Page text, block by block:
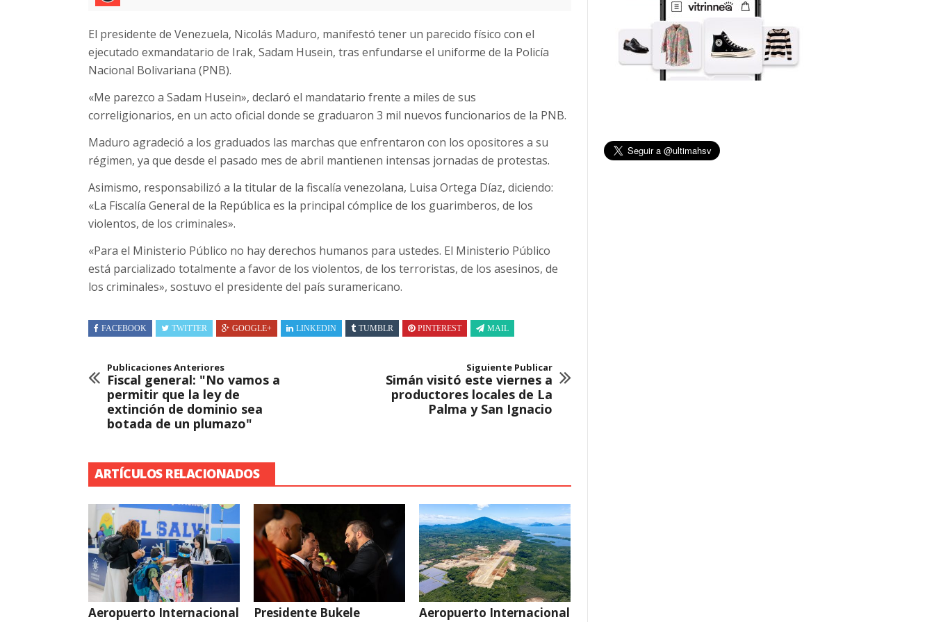
El presidente de Venezuela, Nicolás Maduro, manifestó tener un parecido físico con el
ejecutado exmandatario de Irak, Sadam Husein, tras enfundarse el uniforme de la Policía
Nacional Bolivariana (PNB).
«Me parezco a Sadam Husein», declaró el mandatario frente a miles de sus
correligionarios, en un acto oficial donde se graduaron 3 mil nuevos funcionarios de la PNB.
Maduro agradeció a los graduados las marchas que enfrentaron con los opositores a su
régimen, ya que desde el pasado mes de abril mantienen intensas jornadas de protestas.
Asimismo, responsabilizó a la titular de la fiscalía venezolana, Luisa Ortega Díaz, diciendo:
«La Fiscalía General de la República es la principal cómplice de los guarimberos, de los
violentos, de los criminales».
«Para el Ministerio Público no hay derechos humanos para ustedes. El Ministerio Público
está parcializado totalmente a favor de los violentos, de los terroristas, de los asesinos, de
los criminales», sostuvo el presidente del país suramericano.
FACEBOOK TWITTER GOOGLE+ LINKEDIN TUMBLR PINTEREST MAIL
Publicaciones Anteriores
Fiscal general: "No vamos a
permitir que la ley de
extinción de dominio sea
botada de un plumazo"
Siguiente Publicar
Simán visitó este viernes a
productores locales de La
Palma y San Ignacio
ARTÍCULOS RELACIONADOS
Aeropuerto Internacional
Presidente Bukele
Aeropuerto Internacional